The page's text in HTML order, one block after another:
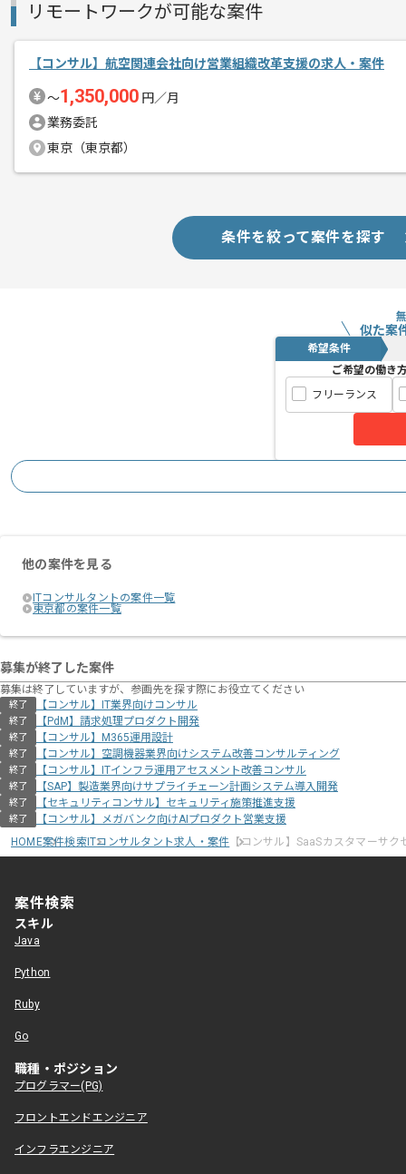
リモートワークが可能な案件
【コンサル】航空関連会社向け営業組織改革支援の求人・案件
〜1,350,000 円／月
業務委託
東京（東京都）
条件を絞って案件を探す
似た案
希望条件
ご希望の働き
フリーランス
他の案件を見る
ITコンサルタントの案件一覧
東京都の案件一覧
募集が終了した案件
募集は終了していますが、参画先を探す際にお役立てください
終了 【コンサル】IT業界向けコンサル
終了 【PdM】請求処理プロダクト開発
終了 【コンサル】M365運用設計
終了 【コンサル】空調機器業界向けシステム改善コンサルティング
終了 【コンサル】ITインフラ運用アセスメント改善コンサル
終了 【SAP】製造業界向けサプライチェーン計画システム導入開発
終了 【セキュリティコンサル】セキュリティ施策推進支援
終了
【コンサル】メガバンク向けAIプロダクト営業支援
HOME案件検索ITコンサルタント求人・案件 【コンサル】SaaSカスタマーサク
案件検索
スキル
Java
Python
Ruby
Go
職種・ポジション
プログラマー(PG)
フロントエンドエンジニア
インフラエンジニア